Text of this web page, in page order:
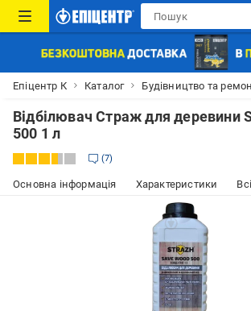
Епіцентр К Каталог Будівництво та
Відбілювач Страж для деревини
500 1 л
7
Основна інформація Характеристики